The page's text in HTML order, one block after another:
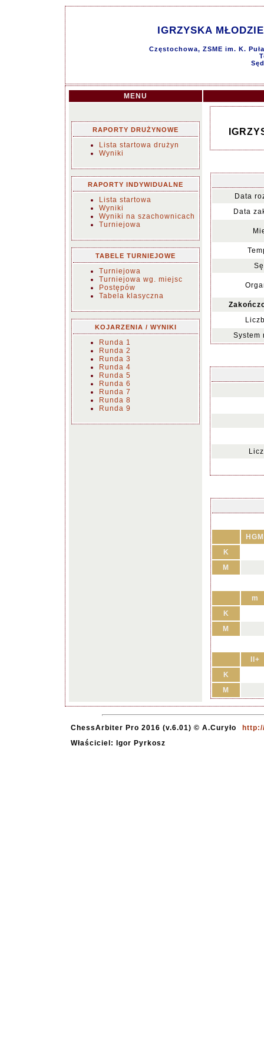
IGRZYSKA
Częstochowa, ZSME im. K.
MENU
RAPORTY DRUŻYNOWE
Lista startowa drużyn
Wyniki
RAPORTY INDYWIDUALNE
Lista startowa
Wyniki
Wyniki na szachownicach
Turniejowa
TABELE TURNIEJOWE
Turniejowa
Turniejowa wg. miejsc
Postępów
Tabela klasyczna
KOJARZENIA / WYNIKI
Runda 1
Runda 2
Runda 3
Runda 4
Runda 5
Runda 6
Runda 7
Runda 8
Runda 9
Data
Data
System
HGM
K
M
m
K
M
II+
K
M
ChessArbiter Pro 2016 (v.6.01) © A.Curyło
Właściciel: Igor Pyrkosz